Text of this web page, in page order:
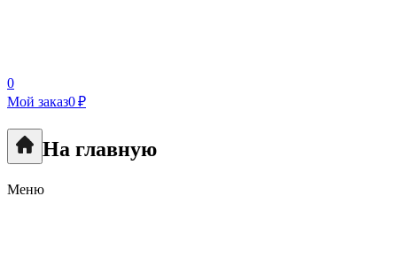
0
Мой заказ0 ₽
На главную
Меню